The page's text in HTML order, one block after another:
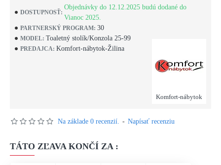
DOSTUPNOSŤ:
Objednávky do 12.12.2025 budú dodané do
Vianoc 2025.
PARTNERSKÝ PROGRAM: 30
MODEL: Toaletný stolík/Konzola 25-99
PREDAJCA: Komfort-nábytok-Žilina
Komfort-nábytok
Na základe 0 recenzií. - Napísať recenziu
TÁTO ZĽAVA KONČÍ ZA :